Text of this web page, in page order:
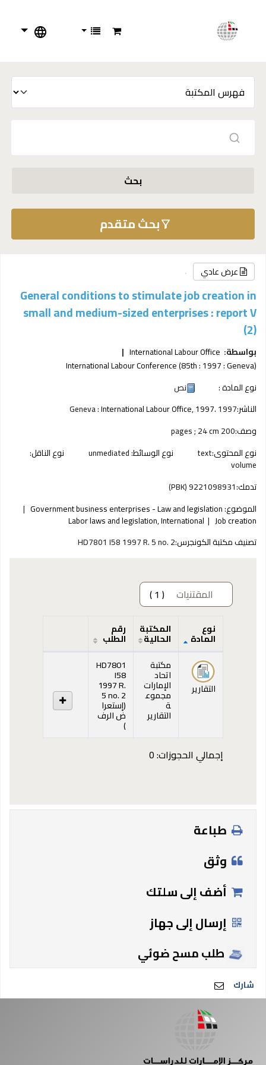
بحث
بحث متقدم
عرض عادي
General conditions to stimulate job creation in
small and medium-sized enterprises : report V
(2)
بواسطة: International Labour Office
International Labour Conference (85th : 1997 : Geneva)
نوع المادة :
نص
الناشر:
Geneva :International Labour Office, 1997.1997
وصف:200 pages ; 24 cm
نوع المحتوى:text نوع الوسائط:unmediated نوع الناقل:
volume
تدمك:9221098931 (PBK)
الموضوع:Government business enterprises - Law and legislation
Job creation
Labor laws and legislation, International
تصنيف مكتبة الكونجرس:HD7801 I58 1997 R. 5 no. 2
المقتنيات ( 1 )
المقتنيات
نوع
المادة
المكتبة
الحالية
رقم
الطلب
التقارير
مكتبة
اتحاد
الإمارات
مجموع
ة
التقارير
HD7801
I58
1997 R.
5 no. 2
(إستعرا
ض الرف
(يفتح أدناه))
إجمالي الحجوزات: 0
طباعة
وثق
أضف إلى سلتك
إرسال إلى جهاز
طلب مسح ضوئي
شارك